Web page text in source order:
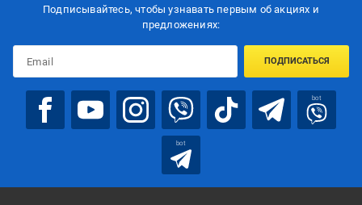
Подписывайтесь, чтобы узнавать первым об акцияx и
предложениях:
ПОДПИСАТЬСЯ
bot
bot